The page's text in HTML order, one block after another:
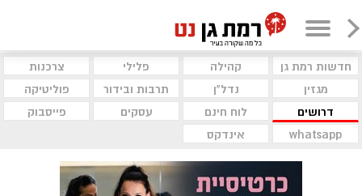
חדשות רמת גן קהילה פלילי
צרכנות
מגזין
נדל"ן תרבות ובידור
פוליטיקה
דרושים
לוח חינם עסקים
פייסבוק
whatsapp
אינדקס